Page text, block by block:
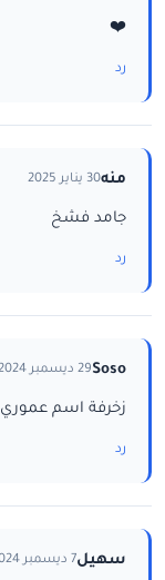
❤️
رد
منه30 يناير 2025
جامد فشخ
رد
Soso29 ديسمبر 2024
زخرفة اسم عموري
رد
سهيل7 ديسمبر 2024